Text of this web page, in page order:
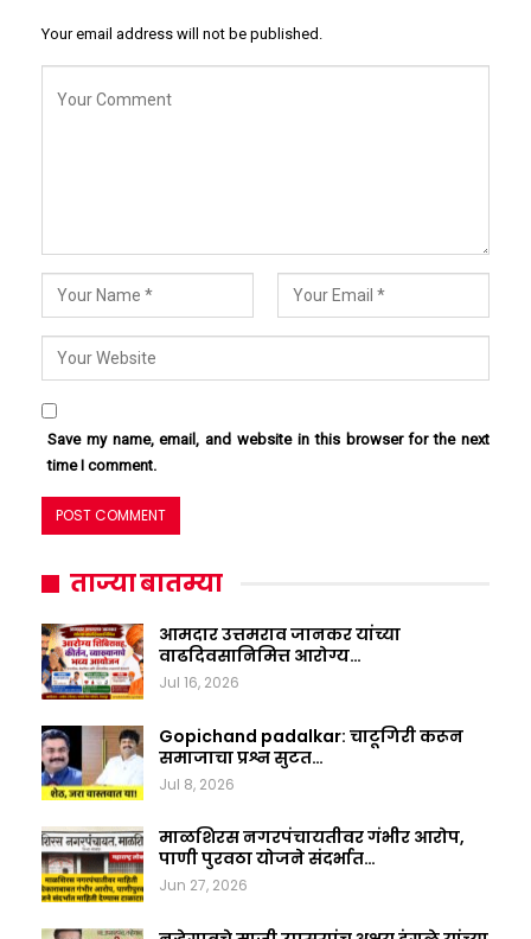
Your email address will not be published.
Save my name, email, and website in this browser for the next
time I comment.
ताज्या बातम्या
आमदार उत्तमराव जानकर यांच्या
वाढदिवसानिमित्त आरोग्य…
Jul 16, 2026
Gopichand padalkar: चाटूगिरी करून
समाजाचा प्रश्न सुटत…
Jul 8, 2026
माळशिरस नगरपंचायतीवर गंभीर आरोप,
पाणी पुरवठा योजने संदर्भात…
Jun 27, 2026